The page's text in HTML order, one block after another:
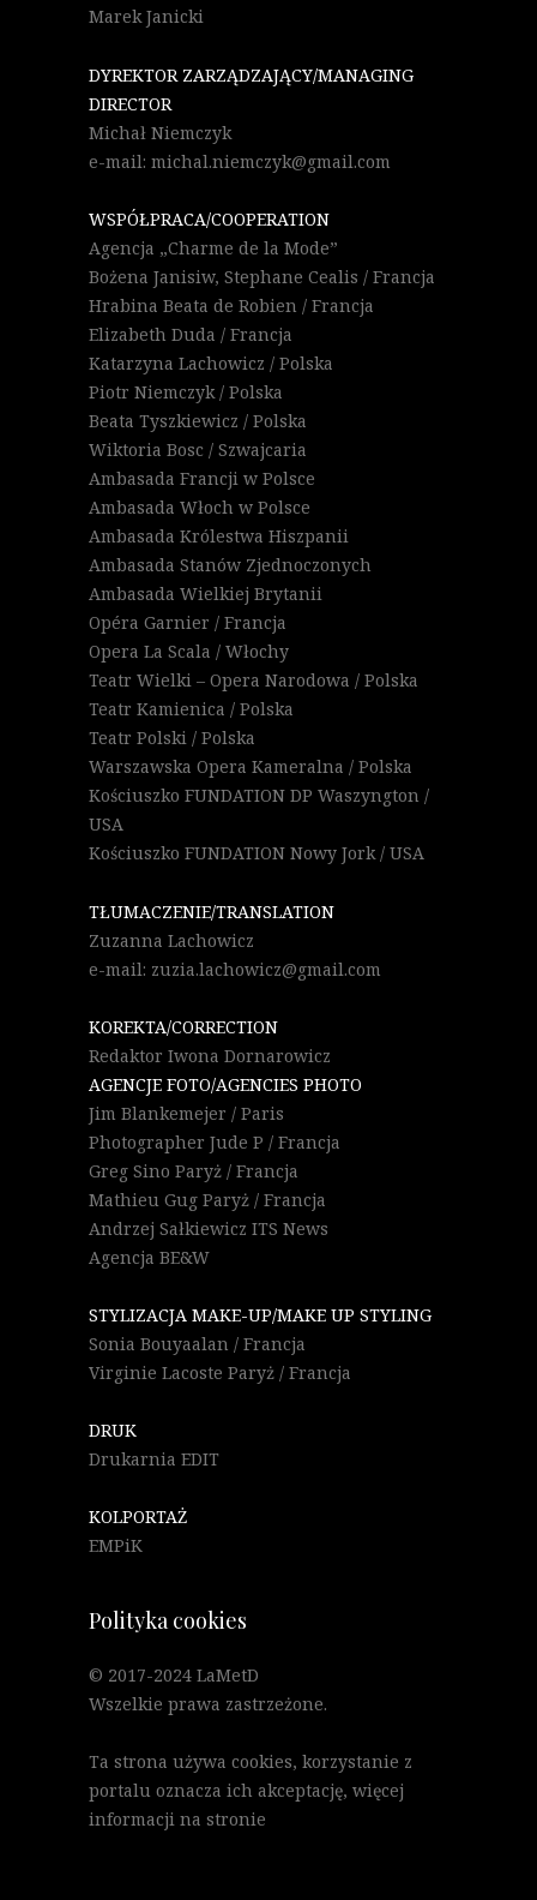
Marek Janicki
DYREKTOR ZARZĄDZAJĄCY/MANAGING
DIRECTOR
Michał Niemczyk
e-mail: michal.niemczyk@gmail.com
WSPÓŁPRACA/COOPERATION
Agencja „Charme de la Mode”
Bożena Janisiw, Stephane Cealis / Francja
Hrabina Beata de Robien / Francja
Elizabeth Duda / Francja
Katarzyna Lachowicz / Polska
Piotr Niemczyk / Polska
Beata Tyszkiewicz / Polska
Wiktoria Bosc / Szwajcaria
Ambasada Francji w Polsce
Ambasada Włoch w Polsce
Ambasada Królestwa Hiszpanii
Ambasada Stanów Zjednoczonych
Ambasada Wielkiej Brytanii
Opéra Garnier / Francja
Opera La Scala / Włochy
Teatr Wielki – Opera Narodowa / Polska
Teatr Kamienica / Polska
Teatr Polski / Polska
Warszawska Opera Kameralna / Polska
Kościuszko FUNDATION DP Waszyngton /
USA
Kościuszko FUNDATION Nowy Jork / USA
TŁUMACZENIE/TRANSLATION
Zuzanna Lachowicz
e-mail: zuzia.lachowicz@gmail.com
KOREKTA/CORRECTION
Redaktor Iwona Dornarowicz
AGENCJE FOTO/AGENCIES PHOTO
Jim Blankemejer / Paris
Photographer Jude P / Francja
Greg Sino Paryż / Francja
Mathieu Gug Paryż / Francja
Andrzej Sałkiewicz ITS News
Agencja BE&W
STYLIZACJA MAKE-UP/MAKE UP STYLING
Sonia Bouyaalan / Francja
Virginie Lacoste Paryż / Francja
DRUK
Drukarnia EDIT
KOLPORTAŻ
EMPiK
Polityka cookies
© 2017-2024 LaMetD
Wszelkie prawa zastrzeżone.
Ta strona używa cookies, korzystanie z
portalu oznacza ich akceptację, więcej
informacji na stronie